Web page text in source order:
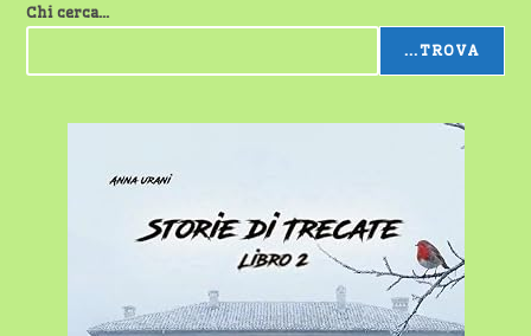
Chi cerca...
...TROVA